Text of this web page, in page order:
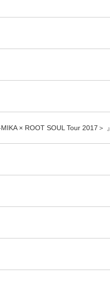
× ROOT SOUL Tour 2017＞ 』